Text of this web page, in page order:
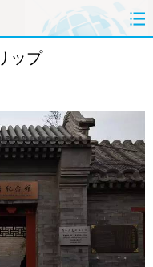
写真
ップ